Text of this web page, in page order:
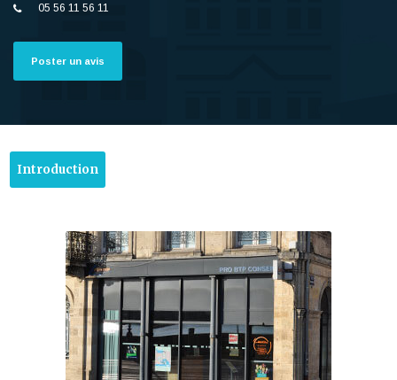
05 56 11 56 11
Poster un avis
Introduction